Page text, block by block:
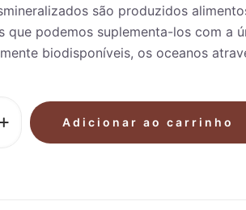
são produzidos
que podemos suplementa-los com a
biodisponíveis, os oceanos
Adicionar ao carrinho